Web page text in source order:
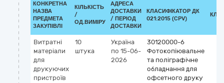
КОНКРЕТНА
НАЗВА
ПРЕДМЕТА
ЗАКУПІВЛІ
КІЛЬКІСТЬ
/
ОД.ВИМІРУ
АДРЕСА
ДОСТАВКИ
/ ПЕРІОД
ДОСТАВКИ
КЛАСИФІКАТОР ДК
021:2015 (CPV)
Витратні
матеріали
для
друкуючих
пристроїв
10
штука
Україна
по 15-06-
2026
30120000-6
Фотокопіювальне
та поліграфічне
обладнання для
офсетного друку